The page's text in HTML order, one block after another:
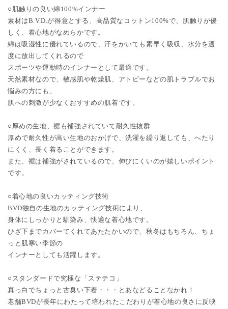
○肌触りの良い綿100%インナー
素材はB.V.D.が得意とする、高品質なコットン100%で、肌触りが優
しく、着心地がなめらかです。
綿は吸湿性に優れているので、汗をかいても素早く吸収、水分を適
度に放出してくれるので
スポーツや運動時のインナーとして最適です。
天然素材なので、敏感肌や乾燥肌、アトピーなどの肌トラブルでお
悩みの方にも、
肌への刺激が少なくおすすめの肌着です。
○厚めの生地、裾も補強されていて耐久性抜群
厚めで耐久性が高い生地のおかげで、洗濯を繰り返しても、へたり
にくく、長く着ることができます。
また、裾は補強がされているので、伸びにくいのが嬉しいポイント
です。
○着心地の良いカッティング技術
BVD独自の生地のカッティング技術により、
身体にしっかりと馴染み、快適な着心地です。
ひざ下までカバーてくれてあたたかいので、秋冬はもちろん、ちょ
っと肌寒い季節の
インナーとしても活躍します。
○スタンダードで究極な「ステテコ」
真っ白でちょっと古臭い下着・・・とあなどることなかれ！
老舗BVDが長年にわたって培われたこだわりが着心地の良さに反映